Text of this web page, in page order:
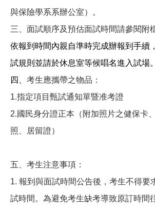
與保險學系系辦公室）。
三、 面試順序及預估面試時間請參閱附
依報到時間內親自準時完成辦報到手續
試規則並請於休息室等候唱名進入試場。
四、 考生應攜帶之物品：
1.指定項目甄試通知單暨准考證
2.國民身分證正本（附加照片之健保卡
照、居留證）
五、考生注意事項：
1. 報到與面試時間公告後，考生不得要
試時間。為避免考生缺考導致原訂時間